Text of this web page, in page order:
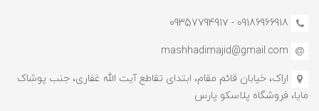
09186966918 - 0935779491۷
mashhadimajid@gmail.com
اراک، خیابان قائم مقام، ابتدای تقاطع آیت الله غفاری، جنب پوشاک
مایا، فروشگاه پلاسکو پارس